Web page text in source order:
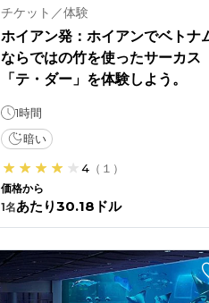
チケット／体験
ホイアン発：ホイアンでベトナ
ならではの竹を使ったサーカス
「テ・ダー」を体験しよう。
1時間
暗い
4 （ １ ）
価格から
1名あたり30.18ドル